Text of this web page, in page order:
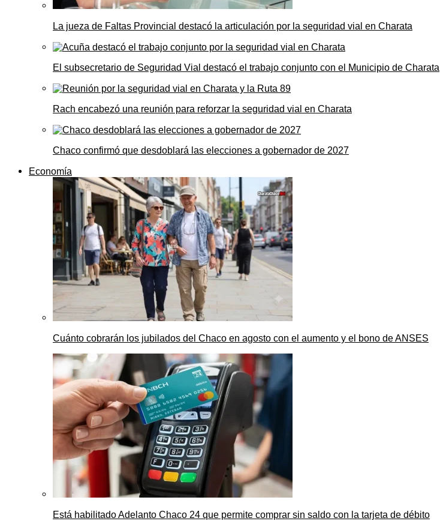
La jueza de Faltas Provincial destacó la articulación por la seguridad vial en Charata
El subsecretario de Seguridad Vial destacó el trabajo conjunto con el Municipio de Charata
Rach encabezó una reunión para reforzar la seguridad vial en Charata
Chaco confirmó que desdoblará las elecciones a gobernador de 2027
Economía
Cuánto cobrarán los jubilados del Chaco en agosto con el aumento y el bono de ANSES
Está habilitado Adelanto Chaco 24 que permite comprar sin saldo con la tarjeta de débito